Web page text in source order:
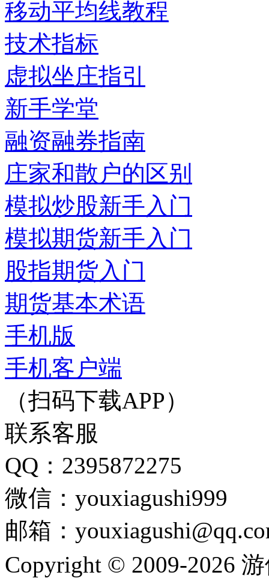
移动平均线教程
技术指标
虚拟坐庄指引
新手学堂
融资融券指南
庄家和散户的区别
模拟炒股新手入门
模拟期货新手入门
股指期货入门
期货基本术语
手机版
手机客户端
（扫码下载APP）
联系客服
QQ：2395872275
微信：youxiagushi999
邮箱：
Copyright © 2009-2026